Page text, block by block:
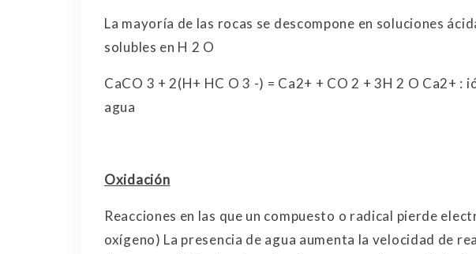
La mayoría de las rocas se descompone en soluciones
solubles en H 2 O
CaCO 3 + 2(H+ HC O 3 -) = Ca2+ + CO 2 + 3H 2 O Ca2+ :
agua
Oxidación
Reacciones en las que un compuesto o radical pierde
oxígeno) La presencia de agua aumenta la velocidad de